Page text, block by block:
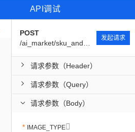
API调试
POST
发起请求
请求参数（Header）
请求参数（Query）
请求参数（Body）
IMAGE_TYPE